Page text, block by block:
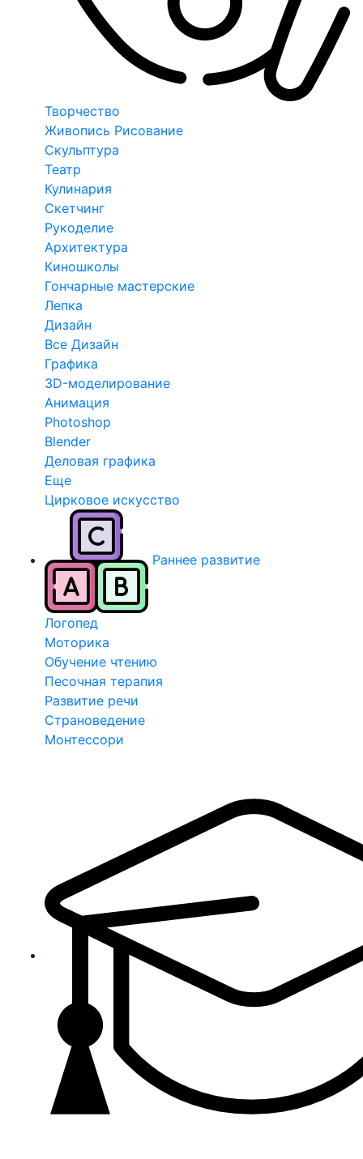
Творчество
Живопись Рисование
Скульптура
Театр
Кулинария
Скетчинг
Рукоделие
Архитектура
Киношколы
Гончарные мастерские
Лепка
Дизайн
Все Дизайн
Графика
3D-моделирование
Анимация
Photoshop
Blender
Деловая графика
Еще
Цирковое искусство
Раннее развитие
Логопед
Моторика
Обучение чтению
Песочная терапия
Развитие речи
Страноведение
Монтессори